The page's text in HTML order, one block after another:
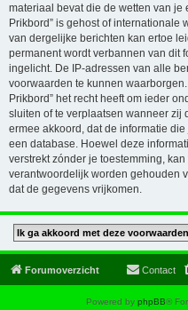
materiaal bevat die de wetten van je
Prikbord” is gehost of internationale
van dergelijke berichten kan ertoe
permanent wordt verbannen van dit
ingelicht. De IP-adressen van alle
voorwaarden te kunnen
Prikbord” het recht heeft om ieder
sluiten of te verplaatsen wanneer zij
ermee akkoord, dat de informatie
een database. Hoewel deze
verstrekt zónder je toestemming,
verantwoordelijk worden gehouden
dat de gegevens vrijkomen.
Forumoverzicht Contact
Powered by phpBB®